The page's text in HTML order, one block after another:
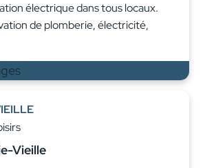
électrique dans tous locaux.
de plomberie, électricité,
Vieille